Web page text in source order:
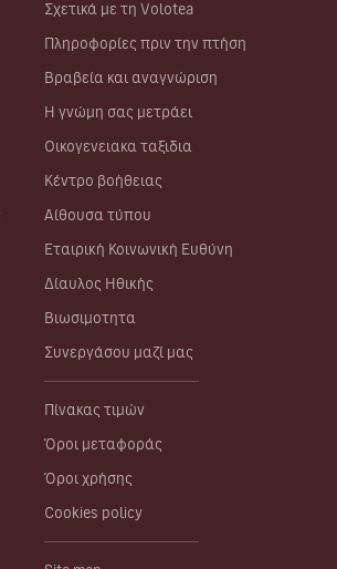
Σχετικά με τη Volotea
Πληροφορίες πριν την πτήση
Βραβεία και αναγνώριση
Η γνώμη σας μετράει
Οικογενειακα ταξιδια
Κέντρο βοήθειας
Αίθουσα τύπου
Εταιρική Κοινωνική Ευθύνη
Δίαυλος Ηθικής
Βιωσιμοτητα
Συνεργάσου μαζί μας
Πίνακας τιμών
Όροι μεταφοράς
Όροι χρήσης
Cookies policy